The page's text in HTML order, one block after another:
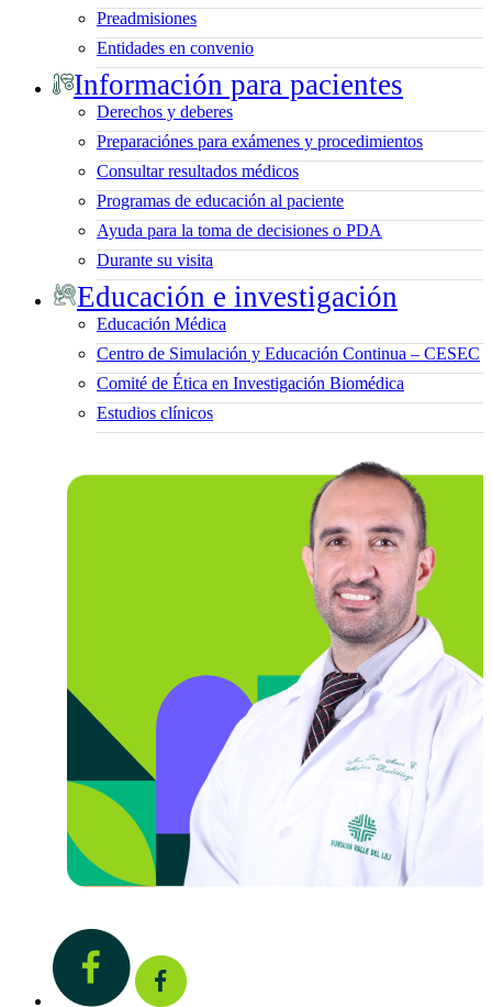
Preadmisiones
Entidades en convenio
Información para pacientes
Derechos y deberes
Preparaciónes para exámenes y procedimientos
Consultar resultados médicos
Programas de educación al paciente
Ayuda para la toma de decisiones o PDA
Durante su visita
Educación e investigación
Educación Médica
Centro de Simulación y Educación Continua – CESEC
Comité de Ética en Investigación Biomédica
Estudios clínicos